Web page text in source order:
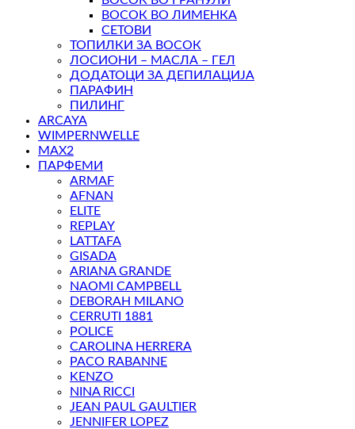
ВОСОК ВО ЛИМЕНКА
СЕТОВИ
ТОПИЛКИ ЗА ВОСОК
ЛОСИОНИ – МАСЛА – ГЕЛ
ДОДАТОЦИ ЗА ДЕПИЛАЦИЈА
ПАРАФИН
ПИЛИНГ
ARCAYA
WIMPERNWELLE
MAX2
ПАРФЕМИ
ARMAF
AFNAN
ELITE
REPLAY
LATTAFA
GISADA
ARIANA GRANDE
NAOMI CAMPBELL
DEBORAH MILANO
CERRUTI 1881
POLICE
CAROLINA HERRERA
PACO RABANNE
KENZO
NINA RICCI
JEAN PAUL GAULTIER
JENNIFER LOPEZ